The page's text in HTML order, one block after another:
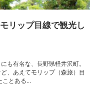
リップ目線で観光し
も有名な、長野県軽井沢町。
、あえてモリップ（森旅）目
ことある...